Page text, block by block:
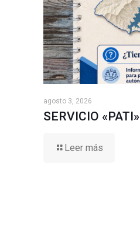
agosto 3, 2026
SERVICIO «PATI»
Leer más